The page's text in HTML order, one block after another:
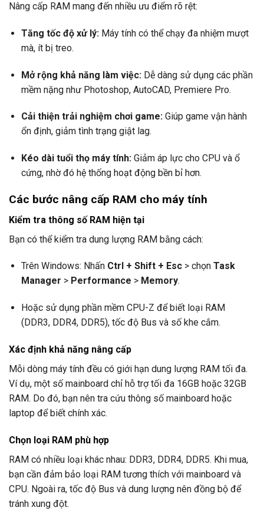
Nâng cấp RAM mang đến nhiều ưu điểm rõ rệt:
Tăng tốc độ xử lý:Máy tính có thể chạy đa nhiệm mượt
mà, ít bị treo.
Mở rộng khả năng làm việc:Dễ dàng sử dụng các phần
mềm nặng như Photoshop, AutoCAD, Premiere Pro.
Cải thiện trải nghiệm chơi game:Giúp game vận hành
ổn định, giảm tình trạng giật lag.
Kéo dài tuổi thọ máy tính:Giảm áp lực cho CPU và ổ
cứng, nhờ đó hệ thống hoạt động bền bỉ hơn.
Các bước nâng cấp RAM cho máy tính
Kiểm tra thông số RAM hiện tại
Bạn có thể kiểm tra dung lượng RAM bằng cách:
Trên Windows: Nhấn Ctrl + Shift + Esc> chọn Task
Manager > Performance > Memory.
Hoặc sử dụng phần mềm CPU-Z để biết loại RAM
(DDR3, DDR4, DDR5), tốc độ Bus và số khe cắm.
Xác định khả năng nâng cấp
Mỗi dòng máy tính đều có giới hạn dung lượng RAM tối đa.
Ví dụ, một số mainboard chỉ hỗ trợ tối đa 16GB hoặc 32GB
RAM. Do đó, bạn nên tra cứu thông số mainboard hoặc
laptop để biết chính xác.
Chọn loại RAM phù hợp
RAM có nhiều loại khác nhau: DDR3, DDR4, DDR5. Khi mua,
bạn cần đảm bảo loại RAM tương thích với mainboard và
CPU. Ngoài ra, tốc độ Bus và dung lượng nên đồng bộ để
tránh xung đột.